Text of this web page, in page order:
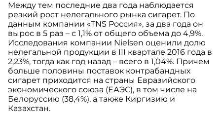
Между тем последние два года наблюдается
резкий рост нелегального рынка сигарет. По
данным компании «TNS Россия», за два года он
вырос в 5 раз – с 1,1% от общего объема до 4,9%.
Исследования компании Nielsen оценили долю
нелегальной продукции в III квартале 2016 года в
2,23%, тогда как год назад – всего в 1,04%. Причем
больше половины поставок контрабандных
сигарет приходится на страны Евразийского
экономического союза (ЕАЭС), в том числе на
Белоруссию (38,4%), а также Киргизию и
Казахстан.